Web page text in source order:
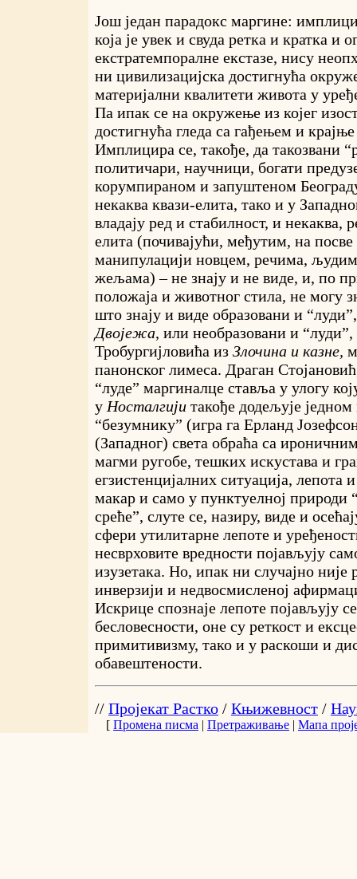
Још један парадокс маргине:
која је увек и свуда ретка и кратка и
екстратемпоралне екстазе, нису
ни цивилизацијска достигнућа
материјални квалитети живота у
Па ипак се на окружење из којег
достигнућа гледа са гађењем и
Имплицира се, такође, да такозвани
политичари, научници, богати
корумпираном и запуштеном
некаква квази-елита, тако и у
владају ред и стабилност, и некаква,
елита (почивајући, међутим, на
манипулацији новцем, речима,
жељама) – не знају и не виде, и, по
положаја и животног стила, не могу
што знају и виде образовани и
Двојежа, или необразовани и
Тробургијловића из Злочина и казне,
панонског лимеса. Драган
“луде” маргиналце ставља у улогу
у Носталгији такође додељује
“безумнику” (игра га Ерланд
(Западног) света обраћа са
магми ругобе, тешких искустава и
егзистенцијалних ситуација, лепота
макар и само у пунктуелној природи
среће”, слуте се, назиру, виде и
сфери утилитарне лепоте и
несврховите вредности појављују
изузетака. Но, ипак ни случајно није
инверзији и недвосмисленој
Искрице спознаје лепоте појављују
бесловесности, оне су реткост и
примитивизму, тако и у раскоши и
обавештености.
// Пројекат Растко / Књижевност /
[ Промена писма | Претраживање | Мапа